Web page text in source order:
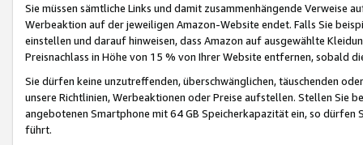
Sie müssen sämtliche Links und damit zusammenhängende
Werbeaktion auf der jeweiligen Amazon-Website endet. Falls Sie
einstellen und darauf hinweisen, dass Amazon auf ausgewählte
Preisnachlass in Höhe von 15 % von Ihrer Website entfernen, sobald
Sie dürfen keine unzutreffenden, überschwänglichen, täuschenden
unsere Richtlinien, Werbeaktionen oder Preise aufstellen. Stellen Sie
angebotenen Smartphone mit 64 GB Speicherkapazität ein, so dürfen
führt.